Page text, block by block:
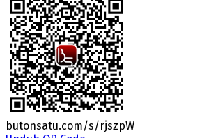
butonsatu.com/s/rjszpW